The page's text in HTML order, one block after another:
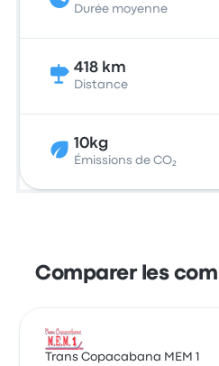
Durée moyenne
418 km
Distance
10kg
Émissions de CO₂
Comparer les
Trans Copacabana MEM 1